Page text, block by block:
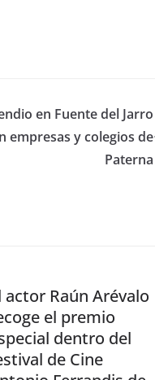
en Fuente del Jarro
empresas y colegios de
Paterna
actor Raún Arévalo
el premio
dentro del
de Cine